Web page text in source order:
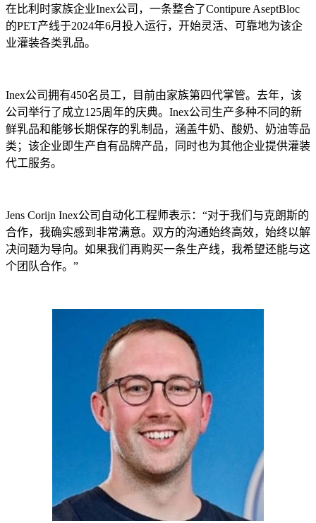
在比利时家族企业Inex公司，一条整合了Contipure AseptBloc
的PET产线于2024年6月投入运行，开始灵活、可靠地为该企
业灌装各类乳品。
Inex公司拥有450名员工，目前由家族第四代掌管。去年，该
公司举行了成立125周年的庆典。Inex公司生产多种不同的新
鲜乳品和能够长期保存的乳制品，涵盖牛奶、酸奶、奶油等品
类；该企业即生产自有品牌产品，同时也为其他企业提供灌装
代工服务。
Jens Corijn Inex公司自动化工程师表示：“对于我们与克朗斯的
合作，我确实感到非常满意。双方的沟通始终高效，始终以解
决问题为导向。如果我们再购买一条生产线，我希望还能与这
个团队合作。”